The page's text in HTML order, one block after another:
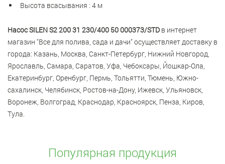
Высота всасывания : 4 м
Насос SILEN S2 200 31 230/400 50 000373/STD в интернет
магазин "Все для полива, сада и дачи" осуществляет доставку в
города: Казань, Москва, Санкт-Петербург, Нижний Новгород,
Ярославль, Самара, Саратов, Уфа, Чебоксары, Йошкар-Ола,
Екатеринбург, Оренбург, Пермь, Тольятти, Тюмень, Южно-
сахалинск, Челябинск, Ростов-на-Дону, Ижевск, Ульяновск,
Воронеж, Волгоград, Краснодар, Красноярск, Пенза, Киров,
Тула.
Популярная продукция